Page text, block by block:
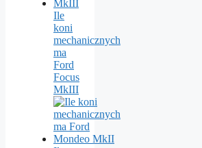
Ile
koni
mechanicznych
ma
Ford
Focus
MkIII